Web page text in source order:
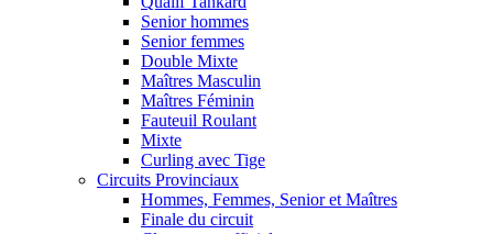
Senior hommes
Senior femmes
Double Mixte
Maîtres Masculin
Maîtres Féminin
Fauteuil Roulant
Mixte
Curling avec Tige
Circuits Provinciaux
Hommes, Femmes, Senior et Maîtres
Finale du circuit